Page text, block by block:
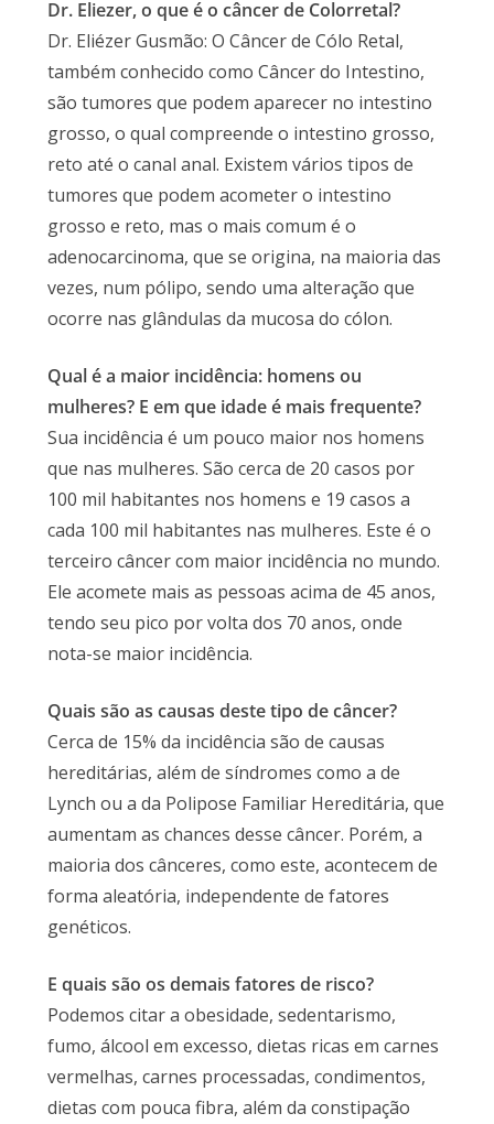
Dr. Eliezer, o que é o câncer de Colorretal?
Dr. Eliézer Gusmão: O Câncer de Cólo Retal,
também conhecido como Câncer do Intestino,
são tumores que podem aparecer no intestino
grosso, o qual compreende o intestino grosso,
reto até o canal anal. Existem vários tipos de
tumores que podem acometer o intestino
grosso e reto, mas o mais comum é o
adenocarcinoma, que se origina, na maioria das
vezes, num pólipo, sendo uma alteração que
ocorre nas glândulas da mucosa do cólon.
Qual é a maior incidência: homens ou
mulheres? E em que idade é mais frequente?
Sua incidência é um pouco maior nos homens
que nas mulheres. São cerca de 20 casos por
100 mil habitantes nos homens e 19 casos a
cada 100 mil habitantes nas mulheres. Este é o
terceiro câncer com maior incidência no mundo.
Ele acomete mais as pessoas acima de 45 anos,
tendo seu pico por volta dos 70 anos, onde
nota-se maior incidência.
Quais são as causas deste tipo de câncer?
Cerca de 15% da incidência são de causas
hereditárias, além de síndromes como a de
Lynch ou a da Polipose Familiar Hereditária, que
aumentam as chances desse câncer. Porém, a
maioria dos cânceres, como este, acontecem de
forma aleatória, independente de fatores
genéticos.
E quais são os demais fatores de risco?
Podemos citar a obesidade, sedentarismo,
fumo, álcool em excesso, dietas ricas em carnes
vermelhas, carnes processadas, condimentos,
dietas com pouca fibra, além da constipação